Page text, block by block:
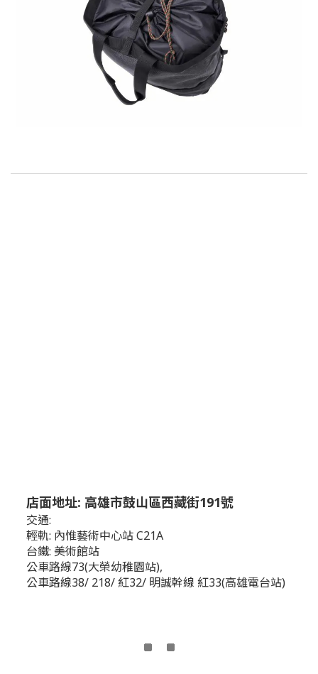
店面地址: 高雄市鼓山區西藏街191號
交通:
輕軌: 內惟藝術中心站 C21A
台鐵: 美術館站
公車路線73(大榮幼稚園站),
公車路線38/ 218/ 紅32/ 明誠幹線 紅33(高雄電台站)